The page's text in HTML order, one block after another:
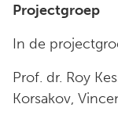
Projectgroep
In de
Prof. dr. Roy
Korsakov,